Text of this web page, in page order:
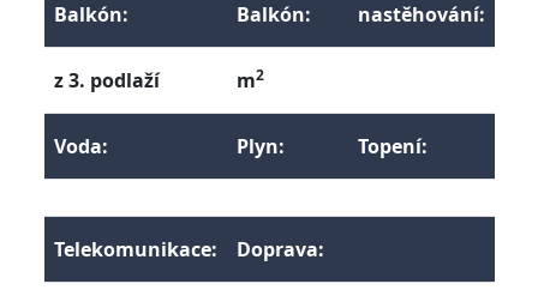
Balkón:
Balkón:
nastěhování:
z 3. podlaží m2
Voda: Plyn: Topení:
Telekomunikace: Doprava: